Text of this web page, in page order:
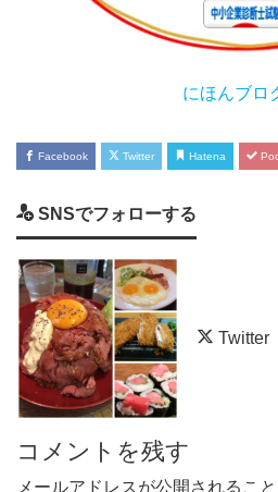
にほんブロ
Facebook Twitter Hatena
SNSでフォローする
Twitter
コメントを残す
メールアドレスが公開されること